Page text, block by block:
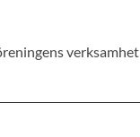
verksamhet